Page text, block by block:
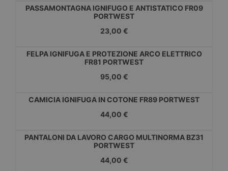
PASSAMONTAGNA IGNIFUGO E ANTISTATICO FR09
PORTWEST
23,00 €
FELPA IGNIFUGA E PROTEZIONE ARCO ELETTRICO
FR81 PORTWEST
95,00 €
CAMICIA IGNIFUGA IN COTONE FR89 PORTWEST
44,00 €
PANTALONI DA LAVORO CARGO MULTINORMA BZ31
PORTWEST
44,00 €